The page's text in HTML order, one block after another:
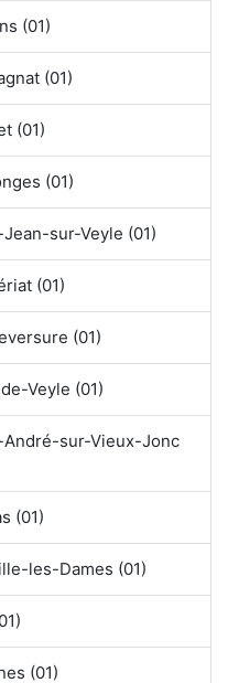
(01)
(01)
(01)
(01)
sur-Veyle (01)
(01)
(01)
Veyle (01)
sur-Vieux-Jonc
(01)
les-Dames (01)
(01)